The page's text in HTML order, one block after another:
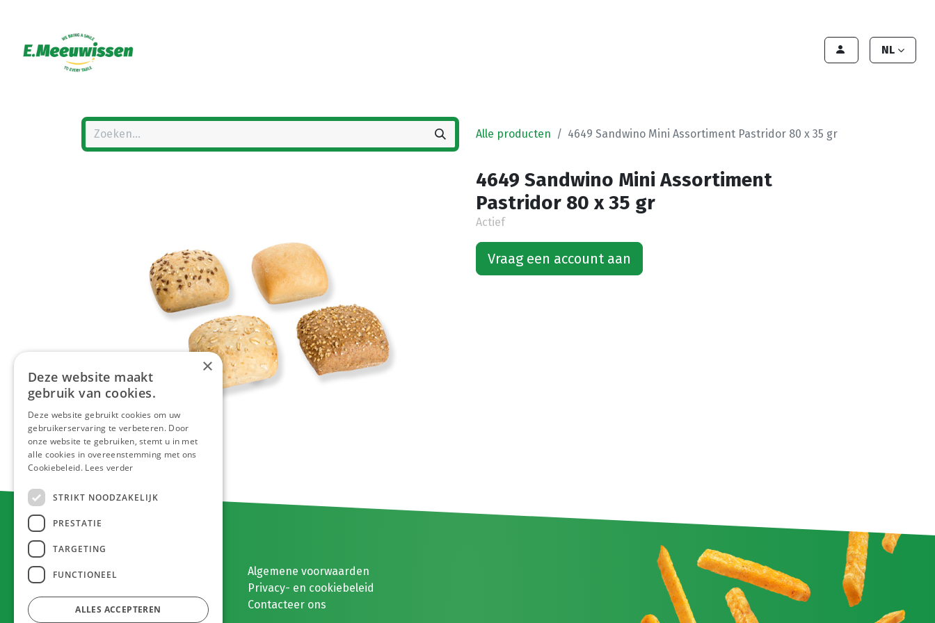
NL
Alle producten 4649 Sandwino Mini Assortiment Pastridor 80 x 35 gr
4649 Sandwino Mini Assortiment
Pastridor 80 x 35 gr
Actief
Vraag een account aan
E. MEEUWISSEN BV
Gaston Eyskenslaan 2
3900 Pelt, België
Algemene voorwaarden
Privacy- en cookiebeleid
Contacteer ons
×
Deze website maakt
gebruik van cookies.
Deze website gebruikt cookies om uw
gebruikerservaring te verbeteren. Door
onze website te gebruiken, stemt u in met
alle cookies in overeenstemming met ons
Cookiebeleid. Lees verder
STRIKT NOODZAKELIJK
PRESTATIE
TARGETING
FUNCTIONEEL
ALLES ACCEPTEREN